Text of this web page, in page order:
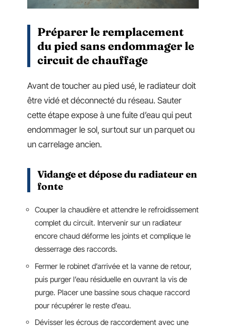
Préparer le remplacement
du pied sans endommager le
circuit de chauffage
Avant de toucher au pied usé, le radiateur doit
être vidé et déconnecté du réseau. Sauter
cette étape expose à une fuite d’eau qui peut
endommager le sol, surtout sur un parquet ou
un carrelage ancien.
Vidange et dépose du radiateur en
fonte
Couper la chaudière et attendre le refroidissement
complet du circuit. Intervenir sur un radiateur
encore chaud déforme les joints et complique le
desserrage des raccords.
Fermer le robinet d’arrivée et la vanne de retour,
puis purger l’eau résiduelle en ouvrant la vis de
purge. Placer une bassine sous chaque raccord
pour récupérer le reste d’eau.
Dévisser les écrous de raccordement avec une